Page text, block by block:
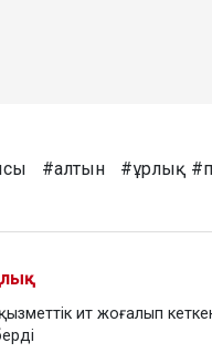
#алтын #ұрлық
ит жоғалып